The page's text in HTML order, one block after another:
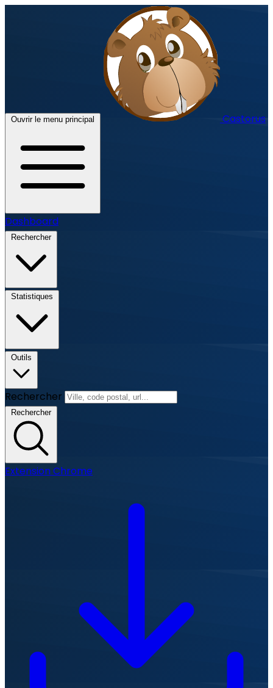
Ouvrir le menu principal Castorus
Dashboard
Rechercher
Statistiques
Outils
Rechercher
Rechercher
Extension Chrome